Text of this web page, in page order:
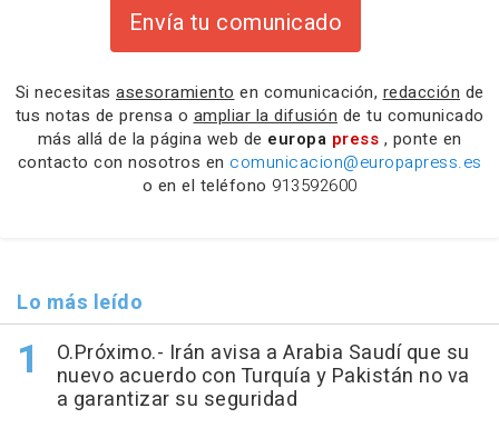
Envía tu comunicado
Si necesitas asesoramiento en comunicación, redacción de
tus notas de prensa o ampliar la difusión de tu comunicado
más allá de la página web de europa press , ponte en
contacto con nosotros en comunicacion@europapress.es
o en el teléfono 913592600
Lo más leído
O.Próximo.- Irán avisa a Arabia Saudí que su
nuevo acuerdo con Turquía y Pakistán no va
a garantizar su seguridad